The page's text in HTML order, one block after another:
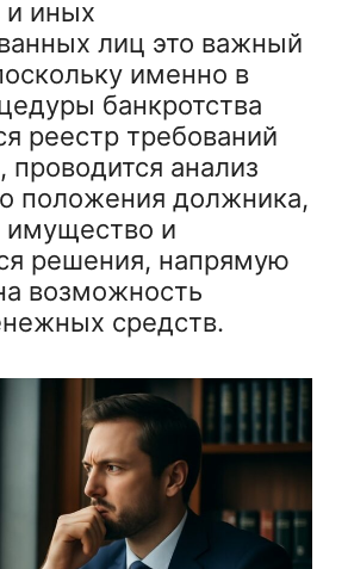
и иных
лиц это важный
именно в
банкротства
реестр требований
проводится анализ
положения должника,
имущество и
решения, напрямую
возможность
средств.